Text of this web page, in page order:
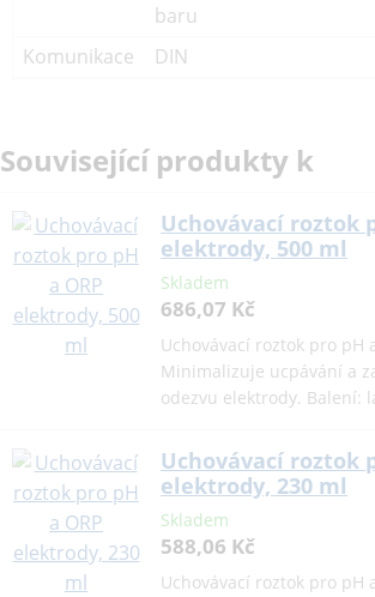
baru
Komunikace
DIN
Související produkty k
Uchovávací roztok
elektrody, 500 ml
Skladem
686,07 Kč
Uchovávací roztok pro pH
Minimalizuje ucpávání a
odezvu elektrody. Balení:
Uchovávací roztok
elektrody, 230 ml
Skladem
588,06 Kč
Uchovávací roztok pro pH